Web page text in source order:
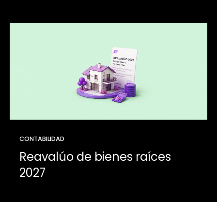
CONTABILIDAD
Reavalúo de bienes raíces
2027